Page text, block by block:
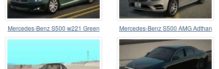
Mercedes-Benz S500 w221 Green Mercedes-Benz S500 AMG Adthan